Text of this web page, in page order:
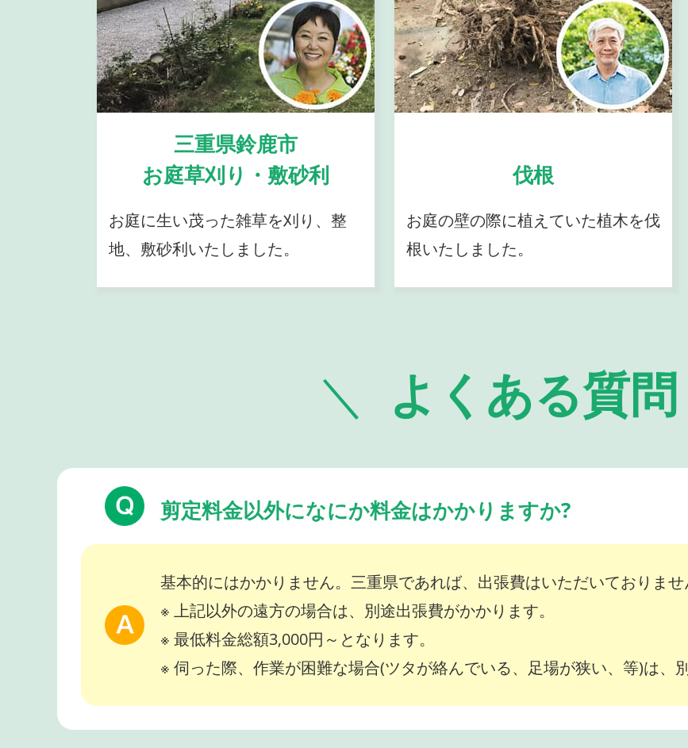
三重県鈴鹿市
お庭草刈り・敷砂利
お庭に生い茂った雑草を刈り、整
地、敷砂利いたしました。
伐根
お庭の壁の際に植えていた植木を伐
根いたしました。
よくある質問
剪定料金以外になにか料金はかかりますか?
基本的にはかかりません。三重県であれば、出張費はいただいておりませ
※ 上記以外の遠方の場合は、別途出張費がかかります。
※ 最低料金総額3,000円～となります。
※ 伺った際、作業が困難な場合(ツタが絡んでいる、足場が狭い、等)は、